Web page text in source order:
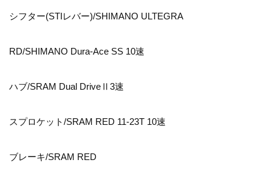
シフター(STIレバー)/SHIMANO ULTEGRA
RD/SHIMANO Dura-Ace SS 10速
ハブ/SRAM Dual DriveⅡ3速
スプロケット/SRAM RED 11-23T 10速
ブレーキ/SRAM RED